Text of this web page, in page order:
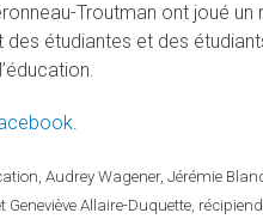
Troutman ont joué
étudiantes et des
.
Audrey Wagener, Jérémie
Allaire-Duquette,